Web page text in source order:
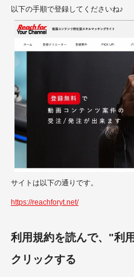
以下の手順で登録してくださいね♪
サイトは以下の通りです。
https://reachforyt.net/
利用規約を読んで、"利
クリックする